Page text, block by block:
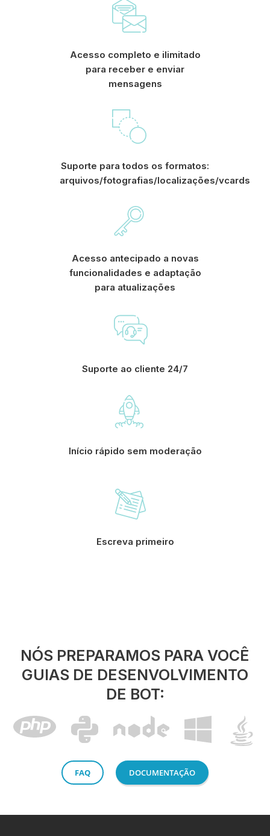
Acesso completo e ilimitado
para receber e enviar
mensagens
Suporte para todos os formatos:
arquivos/fotografias/localizações/vcards
Acesso antecipado a novas
funcionalidades e adaptação
para atualizações
Suporte ao cliente 24/7
Início rápido sem moderação
Escreva primeiro
NÓS PREPARAMOS PARA VOCÊ
GUIAS DE DESENVOLVIMENTO
DE BOT:
FAQ DOCUMENTAÇÃO